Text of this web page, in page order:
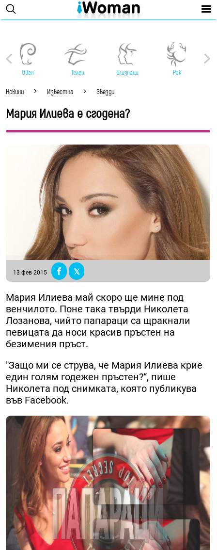
Овен Телец Близнаци Рак
Новини Известна Звезди
Мария Илиева е сгодена?
13 фев 2015
Мария Илиева май скоро ще мине под
венчилото. Поне така твърди Николета
Лозанова, чийто папараци са щракнали
певицата да носи красив пръстен на
безимения пръст.
"Защо ми се струва, че Мария Илиева крие
един голям годежен пръстен?“, пише
Николета под снимката, която публикува
във Facebook.